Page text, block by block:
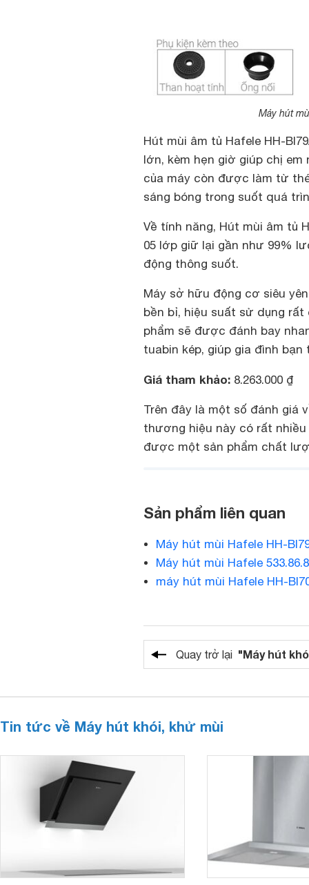
Máy hút
Hút mùi âm tủ Hafele HH-
lớn, kèm hẹn giờ giúp chị
của máy còn được làm từ
sáng bóng trong suốt quá
Về tính năng, Hút mùi âm tủ
05 lớp giữ lại gần như 99%
động thông suốt.
Máy sở hữu động cơ siêu
bền bỉ, hiệu suất sử dụng
phẩm sẽ được đánh bay
tuabin kép, giúp gia đình
Giá tham khảo: 8.263.000 ₫
Trên đây là một số đánh giá
thương hiệu này có rất
được một sản phẩm chất
Sản phẩm liên quan
Máy hút mùi Hafele HH-
Máy hút mùi Hafele
máy hút mùi Hafele HH-
Quay trở lại "Máy hút
Tin tức về Máy hút khói, khử mùi